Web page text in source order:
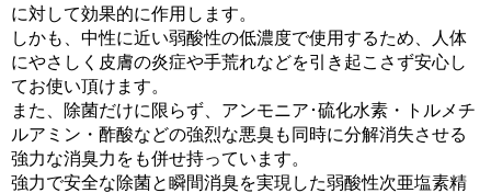
に対して効果的に作用します。
しかも、中性に近い弱酸性の低濃度で使用するため、人体
にやさしく皮膚の炎症や手荒れなどを引き起こさず安心し
てお使い頂けます。
また、除菌だけに限らず、アンモニア･硫化水素・トルメチ
ルアミン・酢酸などの強烈な悪臭も同時に分解消失させる
強力な消臭力をも併せ持っています。
強力で安全な除菌と瞬間消臭を実現した弱酸性次亜塩素精